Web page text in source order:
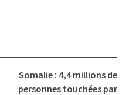
Somalie : 4,4 millions de
personnes touchées par